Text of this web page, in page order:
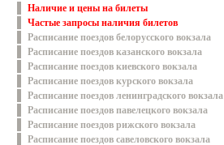
Наличие и цены на билеты
Частые запросы наличия билетов
Расписание поездов белорусского вокзала
Расписание поездов казанского вокзала
Расписание поездов киевского вокзала
Расписание поездов курского вокзала
Расписание поездов ленинградского вокзала
Расписание поездов павелецкого вокзала
Расписание поездов рижского вокзала
Расписание поездов савеловского вокзала